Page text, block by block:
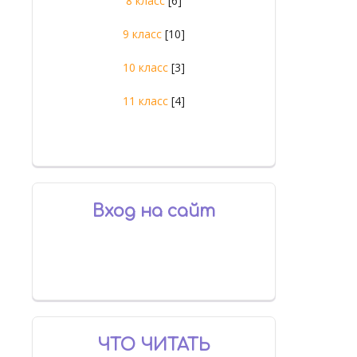
9 класс [10]
10 класс [3]
11 класс [4]
Вход на сайт
ЧТО ЧИТАТЬ